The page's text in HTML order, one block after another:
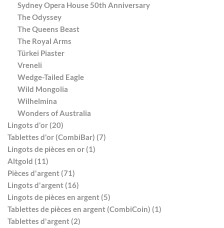
Sydney Opera House 50th Anniversary
The Odyssey
The Queens Beast
The Royal Arms
Türkei Piaster
Vreneli
Wedge-Tailed Eagle
Wild Mongolia
Wilhelmina
Wonders of Australia
Lingots d'or (20)
Tablettes d'or (CombiBar) (7)
Lingots de pièces en or (1)
Altgold (11)
Pièces d'argent (71)
Lingots d'argent (16)
Lingots de pièces en argent (5)
Tablettes de pièces en argent (CombiCoin) (1)
Tablettes d'argent (2)